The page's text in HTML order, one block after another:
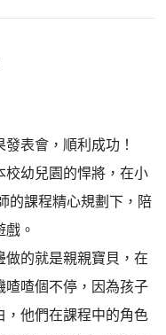
表會，順利成功！
校幼兒園的悍將，在小
的課程精心規劃下，陪
。
的就是親親寶貝，在
喳喳個不停，因為孩子
，他們在課程中的角色